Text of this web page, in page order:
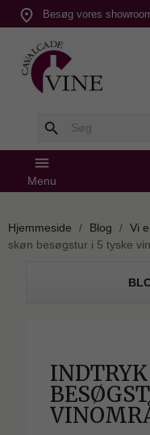
place Besøg vores
Silkeborg
search
menu
Menu
Hjemmeside Blog Vi
skøn besøgstur i 5 tyske